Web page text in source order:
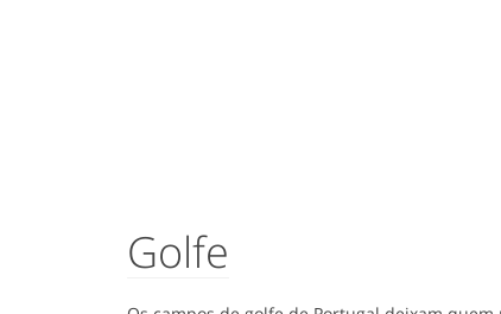
Golfe